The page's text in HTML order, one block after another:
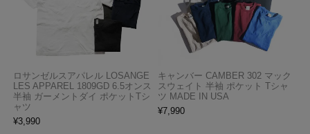
ロサンゼルスアパレル LOSANGE
LES APPAREL 1809GD 6.5オンス
半袖 ガーメントダイ ポケットTシ
ャツ
¥3,990
キャンバー CAMBER 302 マック
スウェイト 半袖 ポケット Tシャ
ツ MADE IN USA
¥7,990